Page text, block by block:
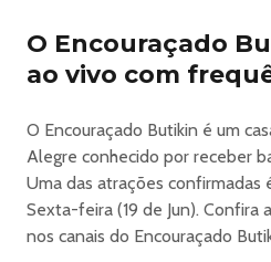
⚽ A cada gol do Brasil: quem
Estrella Galicia ganha outra!
espumante Nero ganha outra
Reserve sua mesa e venha
festa, música e torcida! 🇧🇷🔥
O Encouraçado
ao vivo com
O Encouraçado Butikin é um
Alegre conhecido por receber
Uma das atrações confirmadas
Sexta-feira (19 de Jun). Confira
nos canais do Encouraçado